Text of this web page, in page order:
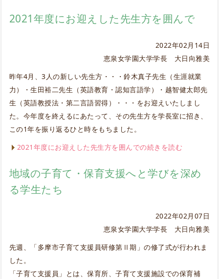
2021年度にお迎えした先生方を囲んで
2022年02月14日
恵泉女学園大学学長 大日向雅美
昨年4月、3人の新しい先生方・・・鈴木真子先生（生涯就業
力）・生田裕二先生（英語教育・認知言語学）・越智健太郎先
生（英語教授法・第二言語習得）・・・をお迎えいたしまし
た。今年度を終えるにあたって、その先生方を学長室に招き、
この1年を振り返るひと時をもちました。
2021年度にお迎えした先生方を囲んでの続きを読む
地域の子育て・保育支援へと学びを深め
る学生たち
2022年02月07日
恵泉女学園大学学長 大日向雅美
先週、「多摩市子育て支援員研修第Ⅱ期」の修了式が行われま
した。
「子育て支援員」とは、保育所、子育て支援施設での保育補